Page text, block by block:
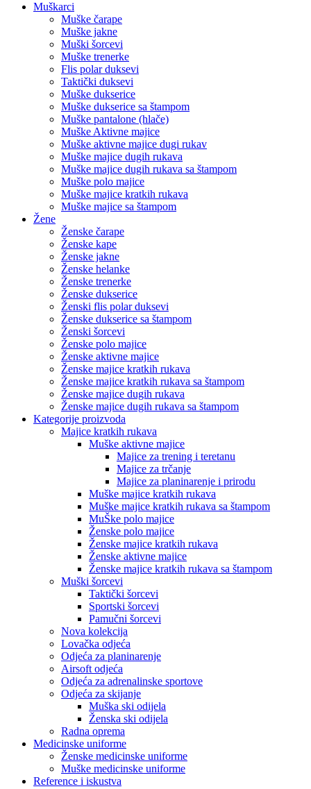
Muškarci
Muške čarape
Muške jakne
Muški šorcevi
Muške trenerke
Flis polar duksevi
Taktički duksevi
Muške dukserice
Muške dukserice sa štampom
Muške pantalone (hlače)
Muške Aktivne majice
Muške aktivne majice dugi rukav
Muške majice dugih rukava
Muške majice dugih rukava sa štampom
Muške polo majice
Muške majice kratkih rukava
Muške majice sa štampom
Žene
Ženske čarape
Ženske kape
Ženske jakne
Ženske helanke
Ženske trenerke
Ženske dukserice
Ženski flis polar duksevi
Ženske dukserice sa štampom
Ženski šorcevi
Ženske polo majice
Ženske aktivne majice
Ženske majice kratkih rukava
Ženske majice kratkih rukava sa štampom
Ženske majice dugih rukava
Ženske majice dugih rukava sa štampom
Kategorije proizvoda
Majice kratkih rukava
Muške aktivne majice
Majice za trening i teretanu
Majice za trčanje
Majice za planinarenje i prirodu
Muške majice kratkih rukava
Muške majice kratkih rukava sa štampom
MuŠke polo majice
Ženske polo majice
Ženske majice kratkih rukava
Ženske aktivne majice
Ženske majice kratkih rukava sa štampom
Muški šorcevi
Taktički šorcevi
Sportski šorcevi
Pamučni šorcevi
Nova kolekcija
Lovačka odjeća
Odjeća za planinarenje
Airsoft odjeća
Odjeća za adrenalinske sportove
Odjeća za skijanje
Muška ski odijela
Ženska ski odijela
Radna oprema
Medicinske uniforme
Ženske medicinske uniforme
Muške medicinske uniforme
Reference i iskustva